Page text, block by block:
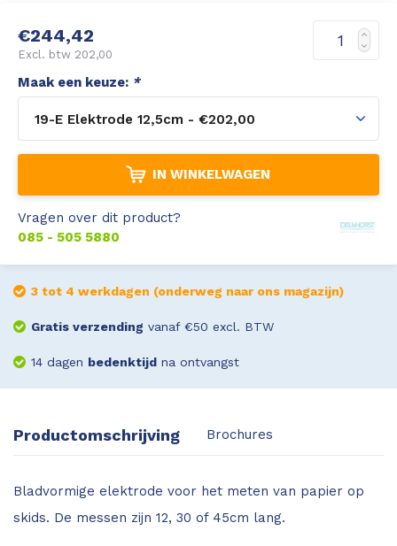
Leica Disto S910
Leica DST360
DISTO Plan app
Leica BLK3D Imager
Monitoring
Hygrometers
Accessoires
€244,42
Excl. btw 202,00
Maak een keuze: *
19-E Elektrode 12,5cm - €202,00
IN WINKELWAGEN
Vragen over dit product?
085 - 505 5880
3 tot 4 werkdagen (onderweg naar ons magazijn)
Gratis verzending vanaf €50 excl. BTW
14 dagen bedenktijdna ontvangst
Productomschrijving Brochures
Bladvormige elektrode voor het meten van papier op
skids. De messen zijn 12, 30 of 45cm lang.